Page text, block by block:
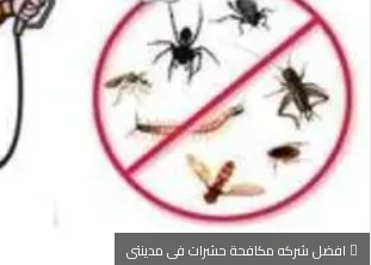
افضل شركه مكافحة حشرات فى مدينتى